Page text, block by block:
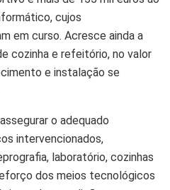
cujos
em curso. Acresce ainda a
cozinha e refeitório, no valor
e instalação se
o adequado
intervencionados,
laboratório, cozinhas
dos meios tecnológicos